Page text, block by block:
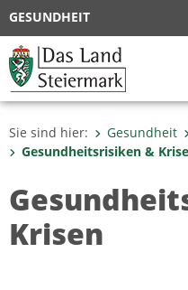
GESUNDHEIT
Sie sind hier: Gesundheit
Gesundheitsrisiken &
Krisen